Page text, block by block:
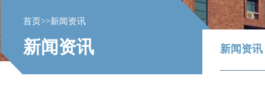
首页>>新闻资讯
新闻资讯 新闻资讯